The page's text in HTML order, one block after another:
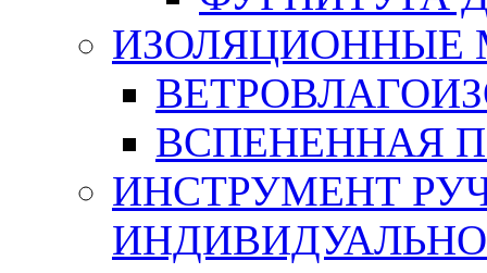
ИЗОЛЯЦИОННЫЕ
ВСПЕНЕННАЯ
ИНСТРУМЕНТ